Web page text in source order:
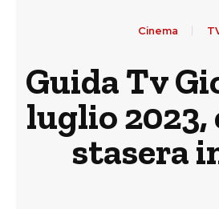
Cinema
Guida Tv
luglio 2023,
stasera